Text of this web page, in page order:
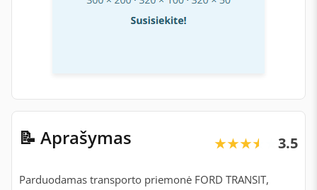
📝 Aprašymas ★★★★★
★★★★★ 3.5
Parduodamas transporto priemonė FORD TRANSIT,